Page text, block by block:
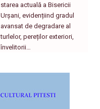
starea actuală a Bisericii
Urșani, evidențiind gradul
avansat de degradare al
turlelor, pereților exteriori,
învelitorii…